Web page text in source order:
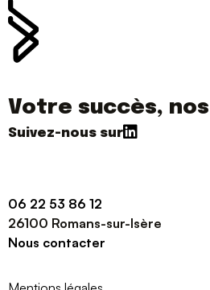
Votre succès,
06 22 53 86 12
26100 Romans-sur-Isère
Nous contacter